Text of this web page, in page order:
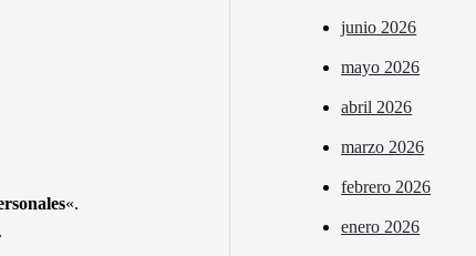
«.
.
junio 2026
mayo 2026
abril 2026
marzo 2026
febrero 2026
enero 2026